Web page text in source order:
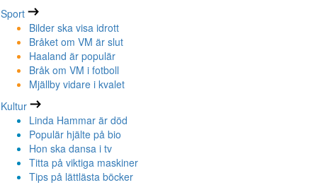
Sport
Bilder ska visa idrott
Bråket om VM är slut
Haaland är populär
Bråk om VM i fotboll
Mjällby vidare i kvalet
Kultur
Linda Hammar är död
Populär hjälte på bio
Hon ska dansa i tv
Titta på viktiga maskiner
Tips på lättlästa böcker